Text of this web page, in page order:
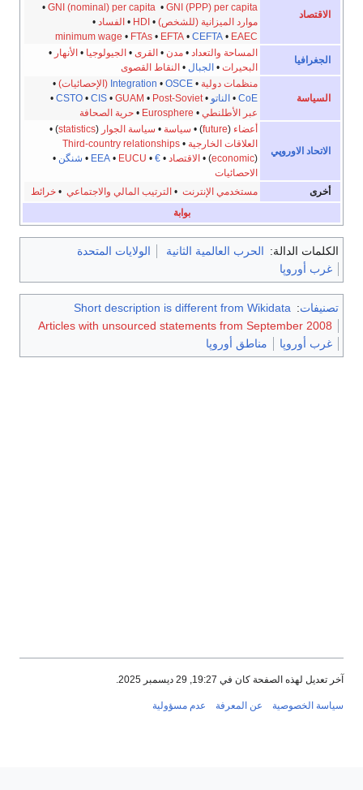
الاقتصاد
GNI (nominal) per capita•GNI (PPP) per capita
•
موارد الميزانية (للشخص)•
HDI
•الفساد•
minimum wage•FTAs•EFTA•CEFTA•EAEC
الجغرافيا
المساحة والتعداد•مدن•القرى•الجيولوجيا•الأنهار•
البحيرات •الجبال• النقاط القصوى
السياسة
منظمات دولية•
Integration•OSCE (الإحصائيات)•
CoE
•الناتو•
CSTO•CIS•GUAM•Post-Soviet
•
عبر الأطلنطي•
Eurosphere
•حرية الصحافة
الاتحاد الاوروپي
أعضاء(
future
) •سياسة•سياسة الجوار(
statistics
) •
العلاقات الخارجية•
Third-country relationships
(economic الاقتصاد•
€
•
EEA•EUCU
•شنگن•
الاحصائيات
أخرى
مستخدمي الإنترنت•الترتيب المالي والاجتماعي•خرائط
بوابة
الكلمات الدالة: الحرب العالمية الثانية
الولايات المتحدة
غرب أوروپا
تصنيفات:
Short description is different from Wikidata
Articles with unsourced statements from September 2008
غرب أوروپا
مناطق أوروپا
آخر تعديل لهذه الصفحة كان في 19:27, 29 ديسمبر 2025.
سياسة الخصوصية عن المعرفة عدم مسؤولية